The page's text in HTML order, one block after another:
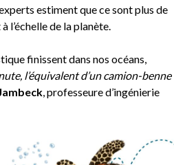
estiment que ce sont plus de
l’échelle de la planète.
finissent dans nos océans,
l’équivalent d’un camion-benne
, professeure d’ingénierie